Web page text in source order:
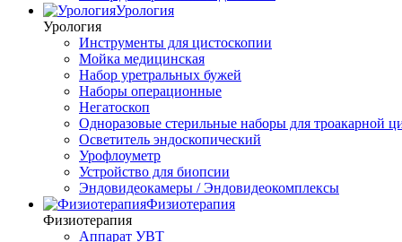
Урология
Урология
Инструменты для цистоскопии
Мойка медицинская
Набор уретральных бужей
Наборы операционные
Негатоскоп
Одноразовые стерильные наборы для троакарной
Осветитель эндоскопический
Урофлоуметр
Устройство для биопсии
Эндовидеокамеры / Эндовидеокомплексы
Физиотерапия
Физиотерапия
Аппарат УВТ